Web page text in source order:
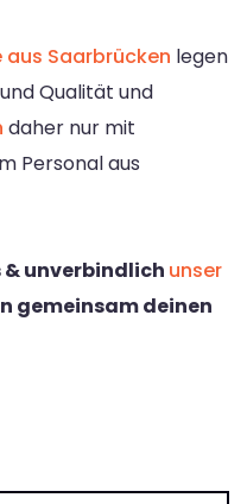
aus Saarbrücken legen
Qualität und
daher nur mit
Personal aus
& unverbindlich unser
gemeinsam deinen